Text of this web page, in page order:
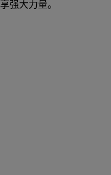
强大力量。